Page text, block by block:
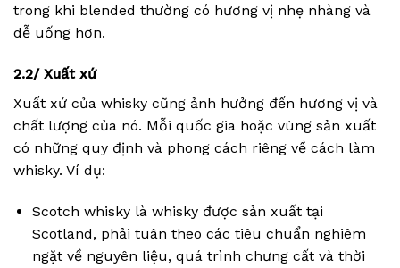
trong khi blended thường có hương vị nhẹ nhàng và
dễ uống hơn.
2.2/ Xuất xứ
Xuất xứ của whisky cũng ảnh hưởng đến hương vị và
chất lượng của nó. Mỗi quốc gia hoặc vùng sản xuất
có những quy định và phong cách riêng về cách làm
whisky. Ví dụ:
Scotch whisky là whisky được sản xuất tại
Scotland, phải tuân theo các tiêu chuẩn nghiêm
ngặt về nguyên liệu, quá trình chưng cất và thời